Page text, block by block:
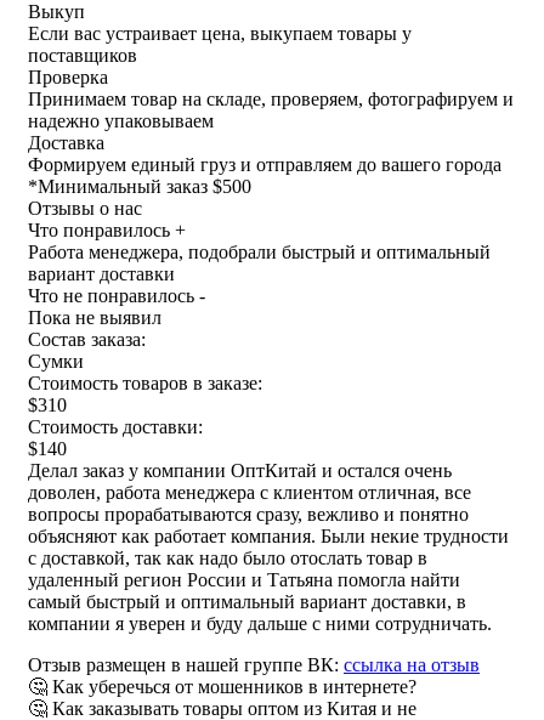
Выкуп
Если вас устраивает цена, выкупаем товары у
поставщиков
Проверка
Принимаем товар на складе, проверяем, фотографируем и
надежно упаковываем
Доставка
Формируем единый груз и отправляем до вашего города
*Минимальный заказ $500
Отзывы о нас
Что понравилось +
Работа менеджера, подобрали быстрый и оптимальный
вариант доставки
Что не понравилось -
Пока не выявил
Состав заказа:
Сумки
Стоимость товаров в заказе:
$310
Стоимость доставки:
$140
Делал заказ у компании ОптКитай и остался очень
доволен, работа менеджера с клиентом отличная, все
вопросы прорабатываются сразу, вежливо и понятно
объясняют как работает компания. Были некие трудности
с доставкой, так как надо было отослать товар в
удаленный регион России и Татьяна помогла найти
самый быстрый и оптимальный вариант доставки, в
компании я уверен и буду дальше с ними сотрудничать.
Отзыв размещен в нашей группе ВК: ссылка на отзыв
🤔 Как уберечься от мошенников в интернете?
🤔 Как заказывать товары оптом из Китая и не